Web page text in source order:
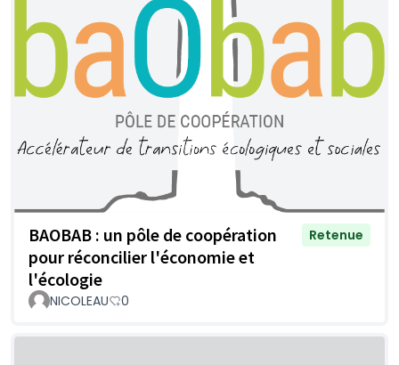
BAOBAB : un pôle de coopération
pour réconcilier l'économie et
l'écologie
Retenue
NICOLEAU 0